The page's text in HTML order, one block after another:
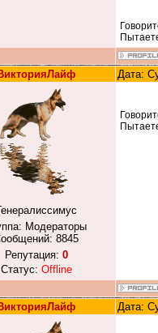
Дата:
Модераторы
8845
Репутация: 0
Статус: Offline
Дата: